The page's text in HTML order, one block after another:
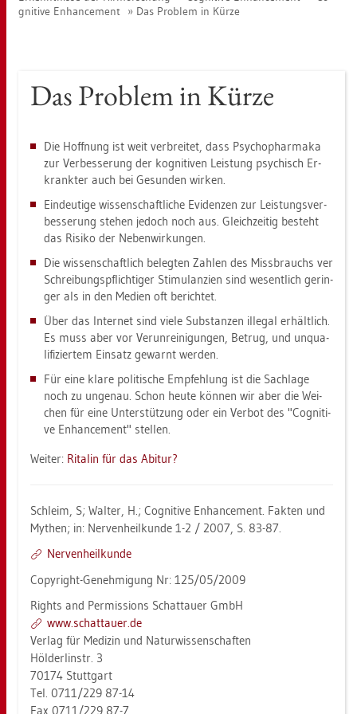
gni­ti­ve En­han­ce­ment
Das Pro­blem in Kürze
Das Pro­blem in Kürze
Die Hoff­nung ist weit ver­brei­tet, dass Psy­cho­phar­ma­ka
zur Ver­bes­se­rung der ko­gni­ti­ven Leis­tung psy­chisch Er­
krank­ter auch bei Ge­sun­den wir­ken.
Ein­deu­ti­ge wis­sen­schaft­li­che Evi­den­zen zur Leis­tungs­ver­
bes­se­rung ste­hen je­doch noch aus. Gleich­zei­tig be­steht
das Ri­si­ko der Ne­ben­wir­kun­gen.
Die wis­sen­schaft­lich be­leg­ten Zah­len des Miss­brauchs ver
Schrei­bungs­pflich­ti­ger Sti­mu­lan­zi­en sind we­sent­lich ge­rin­
ger als in den Me­di­en oft be­rich­tet.
Über das In­ter­net sind viele Sub­stan­zen il­le­gal er­hält­lich.
Es muss aber vor Ver­un­rei­ni­gun­gen, Be­trug, und un­qua­
li­fi­zier­tem Ein­satz ge­warnt wer­den.
Für eine klare po­li­ti­sche Emp­feh­lung ist die Sach­la­ge
noch zu un­ge­nau. Schon heute kön­nen wir aber die Wei­
chen für eine Un­ter­stüt­zung oder ein Ver­bot des "Co­gni­ti­
ve En­han­ce­ment" stel­len.
Wei­ter: Rita­lin für das Ab­itur?
Schleim, S; Wal­ter, H.; Co­gni­ti­ve En­han­ce­ment. Fak­ten und
My­then; in: Ner­ven­heil­kun­de 1-2 / 2007, S. 83-87.
Ner­ven­heil­kun­de
Co­py­right-Ge­neh­mi­gung Nr: 125/05/2009
Rights and Per­mis­si­ons Schat­tau­er GmbH
www.​schat­tau­er.​de
Ver­lag für Me­di­zin und Na­tur­wis­sen­schaf­ten
Höl­der­lin­str. 3
70174 Stutt­gart
Tel. 0711/229 87-14
Fax 0711/229 87-7